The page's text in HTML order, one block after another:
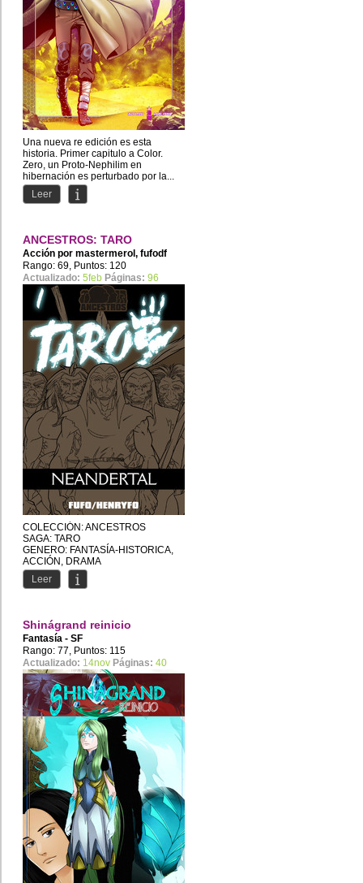
Una nueva re edición es esta
historia. Primer capitulo a Color.
Zero, un Proto-Nephilim en
hibernación es perturbado por la...
Leer
ANCESTROS: TARO
Acción por mastermerol , fufodf
Rango: 69, Puntos: 120
Actualizado: 5feb Páginas: 96
COLECCIÓN: ANCESTROS
SAGA: TARO
GENERO: FANTASÍA-HISTORICA,
ACCIÓN, DRAMA
HISTORIA POR: FUFODF
TRAZO POR: HENRYFO
Leer
Shinágrand reinicio
Fantasía - SF
Rango: 77, Puntos: 115
Actualizado: 14nov Páginas: 40